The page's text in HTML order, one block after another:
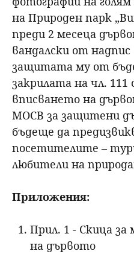
на Природен парк
преди 2 месеца
вандалски от
защитата му от
закрилата на чл.
вписването на
МОСВ за защитени
бъдеще да
посетителите –
любители на
Приложения:
Прил. 1 - Скица
на дървото